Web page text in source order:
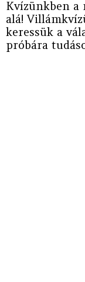
Kvízünkben a
alá!
keressük a
próbára